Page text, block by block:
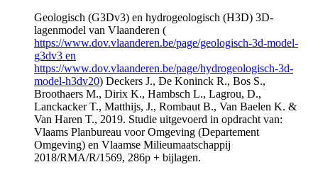
Geologisch (G3Dv3) en hydrogeologisch (H3D) 3D-
lagenmodel van Vlaanderen (
https://www.dov.vlaanderen.be/page/geologisch-3d-model-
g3dv3 en
https://www.dov.vlaanderen.be/page/hydrogeologisch-3d-
model-h3dv20) Deckers J., De Koninck R., Bos S.,
Broothaers M., Dirix K., Hambsch L., Lagrou, D.,
Lanckacker T., Matthijs, J., Rombaut B., Van Baelen K. &
Van Haren T., 2019. Studie uitgevoerd in opdracht van:
Vlaams Planbureau voor Omgeving (Departement
Omgeving) en Vlaamse Milieumaatschappij
2018/RMA/R/1569, 286p + bijlagen.